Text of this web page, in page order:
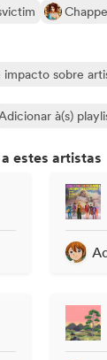
sobre
à(s)
estes artistas